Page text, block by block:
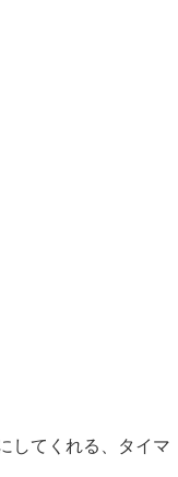
してくれる、タイマ